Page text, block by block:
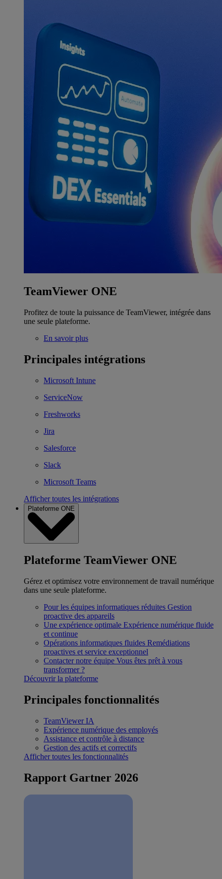
TeamViewer ONE
Profitez de toute la puissance de TeamViewer, intégrée dans
une seule plateforme.
En savoir plus
Principales intégrations
Microsoft Intune
ServiceNow
Freshworks
Jira
Salesforce
Slack
Microsoft Teams
Afficher toutes les intégrations
Plateforme ONE
Plateforme TeamViewer ONE
Gérez et optimisez votre environnement de travail numérique
dans une seule plateforme.
Pour les équipes informatiques réduites Gestion
proactive des appareils
Une expérience optimale Expérience numérique fluide
et continue
Opérations informatiques fluides Remédiations
proactives et service exceptionnel
Contacter notre équipe Vous êtes prêt à vous
transformer ?
Découvrir la plateforme
Principales fonctionnalités
TeamViewer IA
Expérience numérique des employés
Assistance et contrôle à distance
Gestion des actifs et correctifs
Afficher toutes les fonctionnalités
Rapport Gartner 2026